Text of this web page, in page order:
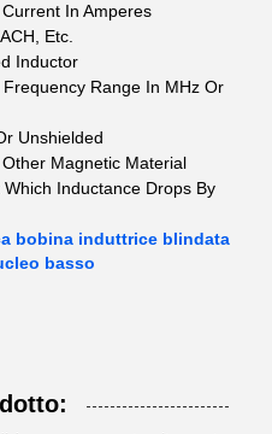
In Amperes
Etc.
Inductor
Range In MHz Or
Unshielded
Magnetic Material
Which Inductance Drops By
bobina induttrice blindata
basso